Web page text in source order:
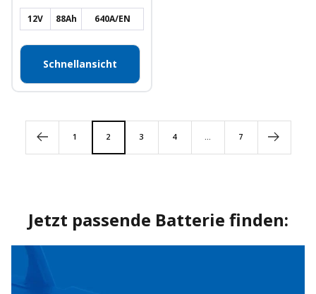
12V 88Ah 640A/EN
Schnellansicht
1 2 3 4 … 7
Jetzt passende Batterie finden: